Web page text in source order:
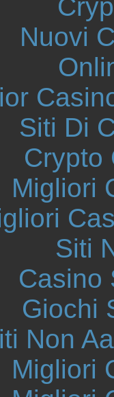
Nuovi
Siti Di
Crypto
Migliori
Siti
Casino
Giochi
Non
Migliori